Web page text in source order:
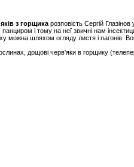
з горщика розповість Сергій Глазінов
і тому на неї звичні нам
можна шляхом огляду листя і пагонів.
дощові черв'яки в горщику